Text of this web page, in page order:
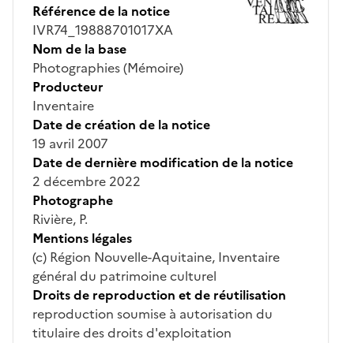
Référence de la notice
IVR74_19888701017XA
Nom de la base
Photographies (Mémoire)
Producteur
Inventaire
Date de création de la notice
19 avril 2007
Date de dernière modification de la notice
2 décembre 2022
Photographe
Rivière, P.
Mentions légales
(c) Région Nouvelle-Aquitaine, Inventaire
général du patrimoine culturel
Droits de reproduction et de réutilisation
reproduction soumise à autorisation du
titulaire des droits d'exploitation